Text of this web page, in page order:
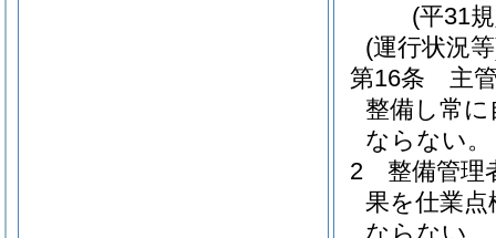
(平31
(運行状況
第16条
主
整備し常
ならない。
2
整備管理
果を仕業